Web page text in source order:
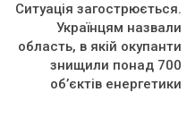
Ситуація загострюється.
Українцям назвали
область, в якій окупанти
знищили понад 700
об’єктів енергетики